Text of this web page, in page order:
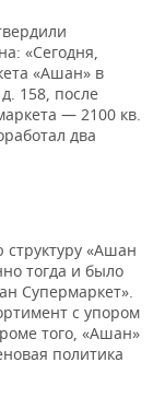
«Сегодня,
«Ашан» в
158, после
— 2100 кв.
два
«Ашан
тогда и было
Супермаркет».
с упором
того, «Ашан»
политика